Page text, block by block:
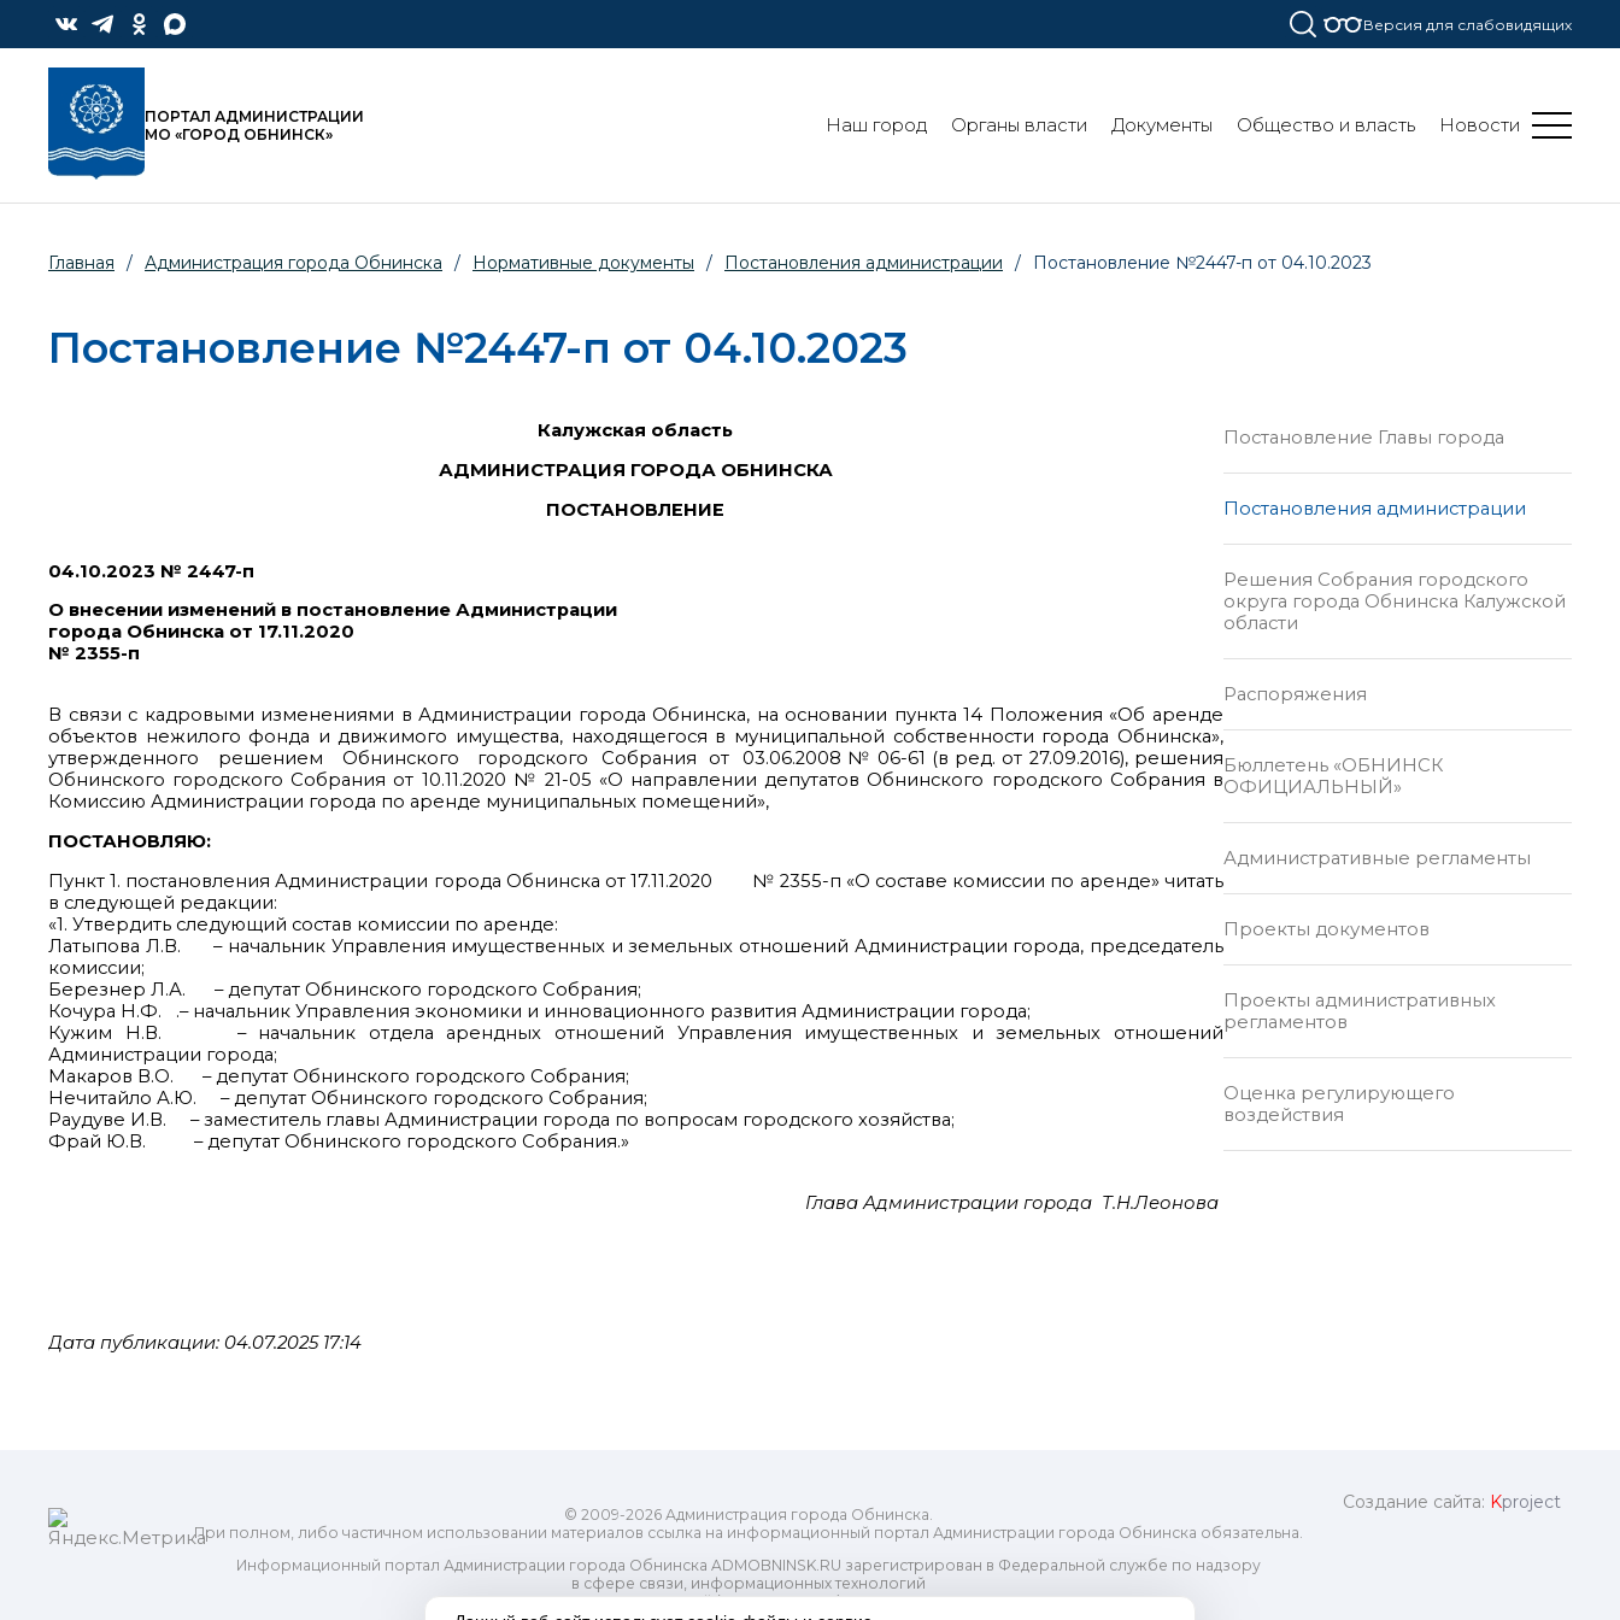
Версия для слабовидящих
ПОРТАЛ АДМИНИСТРАЦИИ
МО «ГОРОД ОБНИНСК»
Наш город Органы власти Документы Общество и власть Новости
Главная / Администрация города Обнинска / Нормативные документы / Постановления администрации / Постановление №2447-п от 04.10.2023
Постановление №2447-п от 04.10.2023
Калужская область
АДМИНИСТРАЦИЯ ГОРОДА ОБНИНСКА
ПОСТАНОВЛЕНИЕ
04.10.2023 № 2447-п
О внесении изменений в постановление Администрации
города Обнинска от 17.11.2020
№ 2355-п
В связи с кадровыми изменениями в Администрации города Обнинска, на основании пункта 14 Положения «Об аренде
объектов нежилого фонда и движимого имущества, находящегося в муниципальной собственности города Обнинска»,
утвержденного решением Обнинского городского Собрания от 03.06.2008 № 06-61 (в ред. от 27.09.2016), решения
Обнинского городского Собрания от 10.11.2020 № 21-05 «О направлении депутатов Обнинского городского Собрания в
Комиссию Администрации города по аренде муниципальных помещений»,
ПОСТАНОВЛЯЮ:
Пункт 1. постановления Администрации города Обнинска от 17.11.2020 № 2355-п «О составе комиссии по аренде» читать
в следующей редакции:
«1. Утвердить следующий состав комиссии по аренде:
Латыпова Л.В. – начальник Управления имущественных и земельных отношений Администрации города, председатель
комиссии;
Березнер Л.А. – депутат Обнинского городского Собрания;
Кочура Н.Ф. .– начальник Управления экономики и инновационного развития Администрации города;
Кужим Н.В. – начальник отдела арендных отношений Управления имущественных и земельных отношений
Администрации города;
Макаров В.О. – депутат Обнинского городского Собрания;
Нечитайло А.Ю. – депутат Обнинского городского Собрания;
Раудуве И.В. – заместитель главы Администрации города по вопросам городского хозяйства;
Фрай Ю.В. – депутат Обнинского городского Собрания.»
Глава Администрации города Т.Н.Леонова
Дата публикации: 04.07.2025 17:14
Постановление Главы города
Постановления администрации
Решения Собрания городского
округа города Обнинска Калужской
области
Распоряжения
Бюллетень «ОБНИНСК
ОФИЦИАЛЬНЫЙ»
Административные регламенты
Проекты документов
Проекты административных
регламентов
Оценка регулирующего
воздействия
© 2009-2026 Администрация города Обнинска.
При полном, либо частичном использовании материалов ссылка на информационный портал Администрации города Обнинска обязательна.
Информационный портал Администрации города Обнинска ADMOBNINSK.RU зарегистрирован в Федеральной службе по надзору
в сфере связи, информационных технологий
и массовых коммуникаций (Роскомнадзор) 24 июля 2018 года.
Создание сайта: Kproject